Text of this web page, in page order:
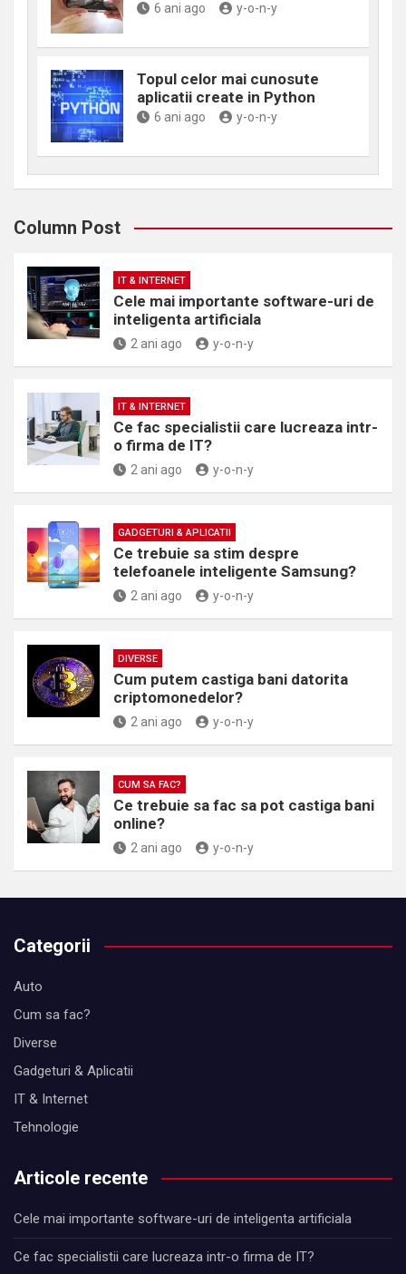
6 ani ago y-o-n-y
Topul celor mai cunosute
aplicatii create in Python
6 ani ago y-o-n-y
Column Post
IT & INTERNET
Cele mai importante software-uri de
inteligenta artificiala
2 ani ago y-o-n-y
IT & INTERNET
Ce fac specialistii care lucreaza intr-
o firma de IT?
2 ani ago y-o-n-y
GADGETURI & APLICATII
Ce trebuie sa stim despre
telefoanele inteligente Samsung?
2 ani ago y-o-n-y
DIVERSE
Cum putem castiga bani datorita
criptomonedelor?
2 ani ago y-o-n-y
CUM SA FAC?
Ce trebuie sa fac sa pot castiga bani
online?
2 ani ago y-o-n-y
Categorii
Auto
Cum sa fac?
Diverse
Gadgeturi & Aplicatii
IT & Internet
Tehnologie
Articole recente
Cele mai importante software-uri de inteligenta artificiala
Ce fac specialistii care lucreaza intr-o firma de IT?